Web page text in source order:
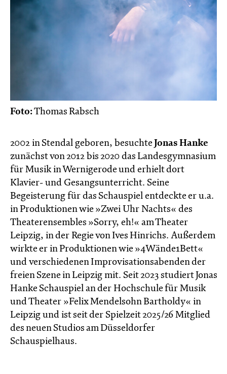
Foto:Thomas Rabsch
2002 in Stendal geboren, besuchte Jonas Hanke
zunächst von 2012 bis 2020 das Landesgymnasium
für Musik in Wernigerode und erhielt dort
Klavier- und Gesangsunterricht. Seine
Begeisterung für das Schauspiel entdeckte er u.a.
in Produktionen wie »Zwei Uhr Nachts« des
Theaterensembles »Sorry, eh!« am Theater
Leipzig, in der Regie von Ives Hinrichs. Außerdem
wirkte er in Produktionen wie »4Wände1Bett«
und verschiedenen Improvisationsabenden der
freien Szene in Leipzig mit. Seit 2023 studiert Jonas
Hanke Schauspiel an der Hochschule für Musik
und Theater »Felix Mendelsohn Bartholdy« in
Leipzig und ist seit der Spielzeit 2025/26 Mitglied
des neuen Studios am Düsseldorfer
Schauspielhaus.